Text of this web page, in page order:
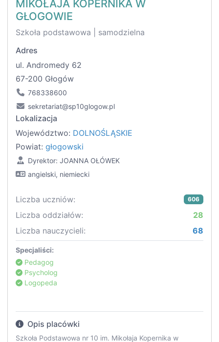
MIKOŁAJA KOPERNIKA W
GŁOGOWIE
Szkoła podstawowa | samodzielna
Adres
ul. Andromedy 62
67-200 Głogów
768338600
sekretariat@sp10glogow.pl
Lokalizacja
Województwo: DOLNOŚLĄSKIE
Powiat: głogowski
Dyrektor: JOANNA OŁÓWEK
angielski, niemiecki
Liczba uczniów: 606
Liczba oddziałów:
28
Liczba nauczycieli:
68
Specjaliści:
Pedagog
Psycholog
Logopeda
Opis placówki
Szkoła Podstawowa nr 10 im. Mikołaja Kopernika w